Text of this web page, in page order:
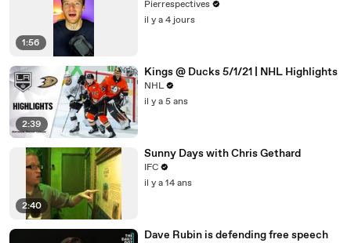
1:56
Pierrespectives
il y a 4 jours
2:39
Kings @ Ducks 5/1/21 | NHL Highlights
NHL
il y a 5 ans
2:40
Sunny Days with Chris Gethard
IFC
il y a 14 ans
Dave Rubin is defending free speech